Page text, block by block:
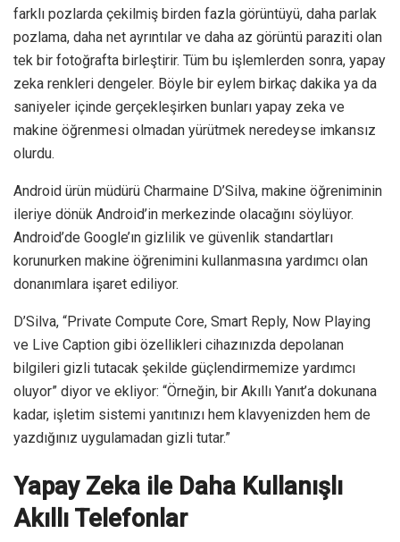
farklı pozlarda çekilmiş birden fazla görüntüyü, daha parlak
pozlama, daha net ayrıntılar ve daha az görüntü paraziti olan
tek bir fotoğrafta birleştirir. Tüm bu işlemlerden sonra, yapay
zeka renkleri dengeler. Böyle bir eylem birkaç dakika ya da
saniyeler içinde gerçekleşirken bunları yapay zeka ve
makine öğrenmesi olmadan yürütmek neredeyse imkansız
olurdu.
Android ürün müdürü Charmaine D’Silva, makine öğreniminin
ileriye dönük Android’in merkezinde olacağını söylüyor.
Android’de Google’ın gizlilik ve güvenlik standartları
korunurken makine öğrenimini kullanmasına yardımcı olan
donanımlara işaret ediliyor.
D’Silva, “Private Compute Core, Smart Reply, Now Playing
ve Live Caption gibi özellikleri cihazınızda depolanan
bilgileri gizli tutacak şekilde güçlendirmemize yardımcı
oluyor” diyor ve ekliyor: “Örneğin, bir Akıllı Yanıt’a dokunana
kadar, işletim sistemi yanıtınızı hem klavyenizden hem de
yazdığınız uygulamadan gizli tutar.”
Yapay Zeka ile Daha Kullanışlı
Akıllı Telefonlar